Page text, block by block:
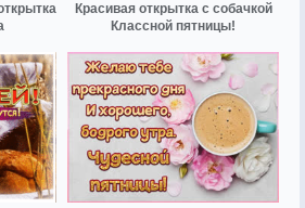
Красивая открытка с собачкой
Классной пятницы!